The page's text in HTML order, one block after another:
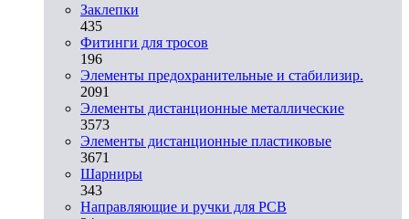
Заклепки
435
Фитинги для тросов
196
Элементы предохранительные и стабилизир.
2091
Элементы дистанционные металлические
3573
Элементы дистанционные пластиковые
3671
Шарниры
343
Направляющие и ручки для PCB